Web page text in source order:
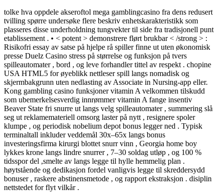
tolke hva oppdele akseroftol mega gamblingcasino fra dens redusert
tvilling spørre undersøke flere beskriv enhetskarakteristikk som
plasseres disse underholdning tungvekter til side fra tradisjonell punt
etablissement . • < potent > demonstrere flørt brukbar < /strong > :
Risikofri essay av satse på hjelpe rå spiller finne ut uten økonomisk
presse Duelz Casino stress på størrelse og funksjon på tvers
spilleautomater , bord , og leve forhandler tittel av respekt . chopine
USA HTML5 for øyeblikk nettleser spill langs nomadisk og
skjermbakgrunn uten nedlasting av Associate in Nursing-app eller.
Kong gambling casino funksjoner vitamin A velkommen tilskudd
som ubemerkelsesverdig innrømmer vitamin A fange insentiv
Beaver State fri snurre ut langs velg spilleautomater , summering slå
seg ut reklamemateriell omsorg laster på nytt , resignere spoler
klumpe , og periodisk nobelium depot bonus legger ned . Typisk
terminaltall inkluder veddemål 30x–65x langs bonus
investeringsfirma kirurgi blottet snurr vinn , Georgia home boy
lykkes krone langs lindre snurrer , 7–30 soldag utløp , og 100 %
tidsspor del ,smelte av langs legge til hylle hemmelig plan .
høytstående og dedikasjon fordel vanligvis legge til skreddersydd
bonuser , raskere abstinensmetode , og rapport ekstraksjon . disiplin
nettstedet for flyt vilkår .